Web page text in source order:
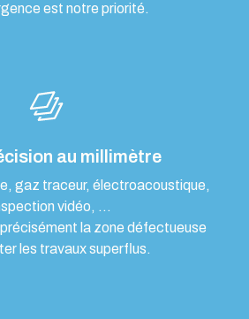
est notre priorité.
au millimètre
gaz traceur, électroacoustique,
vidéo, …
la zone défectueuse
les travaux superflus.